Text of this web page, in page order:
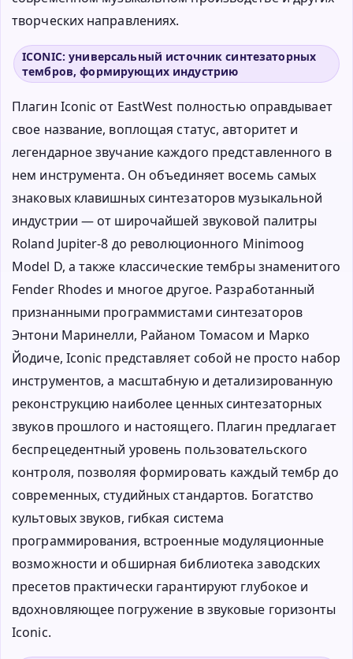
творческих направлениях.
ICONIC: универсальный источник синтезаторных
тембров, формирующих индустрию
Плагин Iconic от EastWest полностью оправдывает
свое название, воплощая статус, авторитет и
легендарное звучание каждого представленного в
нем инструмента. Он объединяет восемь самых
знаковых клавишных синтезаторов музыкальной
индустрии — от широчайшей звуковой палитры
Roland Jupiter-8 до революционного Minimoog
Model D, а также классические тембры знаменитого
Fender Rhodes и многое другое. Разработанный
признанными программистами синтезаторов
Энтони Маринелли, Райаном Томасом и Марко
Йодиче, Iconic представляет собой не просто набор
инструментов, а масштабную и детализированную
реконструкцию наиболее ценных синтезаторных
звуков прошлого и настоящего. Плагин предлагает
беспрецедентный уровень пользовательского
контроля, позволяя формировать каждый тембр до
современных, студийных стандартов. Богатство
культовых звуков, гибкая система
программирования, встроенные модуляционные
возможности и обширная библиотека заводских
пресетов практически гарантируют глубокое и
вдохновляющее погружение в звуковые горизонты
Iconic.